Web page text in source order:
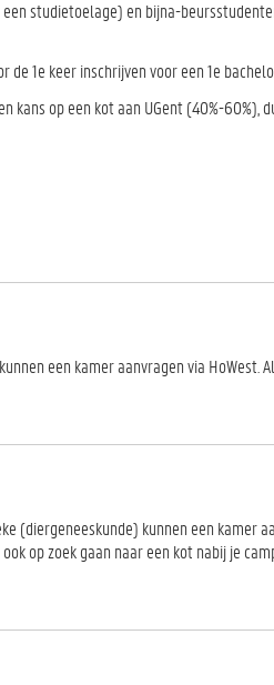
studietoelage) en bijna-
de 1e keer inschrijven voor een 1e
kans op een kot aan UGent (40%-60%),
een kamer aanvragen via HoWest.
(diergeneeskunde) kunnen een kamer
op zoek gaan naar een kot nabij je